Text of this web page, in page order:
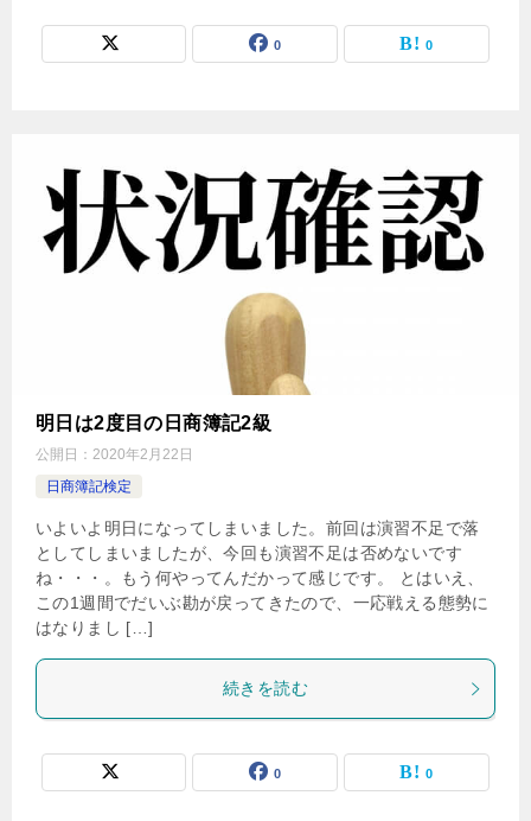
0 0
明日は2度目の日商簿記2級
公開日： 2020年2月22日
日商簿記検定
いよいよ明日になってしまいました。前回は演習不足で落
としてしまいましたが、今回も演習不足は否めないです
ね・・・。もう何やってんだかって感じです。 とはいえ、
この1週間でだいぶ勘が戻ってきたので、一応戦える態勢に
はなりまし […]
続きを読む
0 0